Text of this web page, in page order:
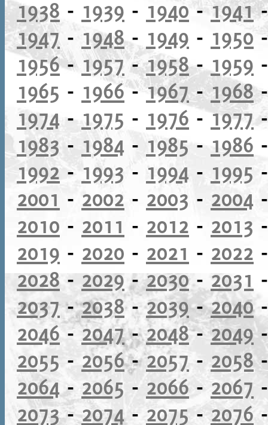
1938 - 1939 - 1940-1941
1947 - 1948- 1949 - 1950
1956- 1957-1958- 1959
1965 - 1966-1967-1968
1974 - 1975 - 1976 -1977
1983- 1984 - 1985 - 1986
1992-1993 - 1994 - 1995
2001 - 2002 - 2003 - 2004
2010 - 2011 - 2012 - 2013
2019 - 2020 - 2021 - 2022
2028- 2029-2030- 2031
2037-2038-2039-2040
2046-2047-2048-2049
2055 - 2056-2057 - 2058
2064- 2065 - 2066 - 2067
2073-2074- 2075-2076